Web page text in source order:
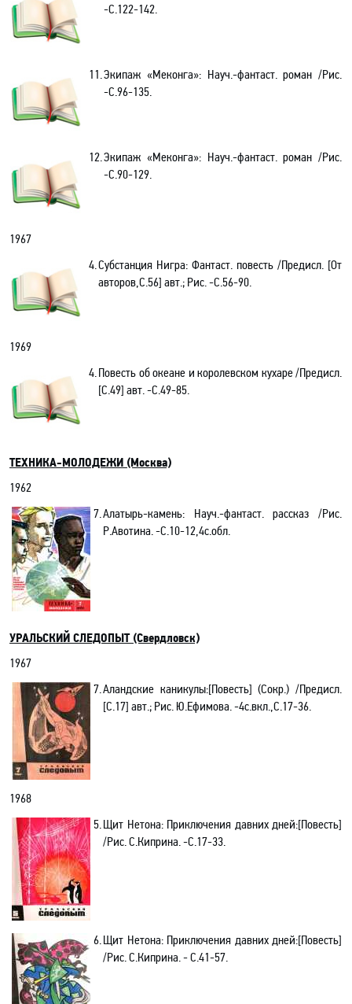
-С.122-142.
11.Экипаж «Меконга»: Науч.-фантаст. роман /Рис.
-С.96-135.
12.Экипаж «Меконга»: Науч.-фантаст. роман /Рис.
-С.90-129.
1967
4.Субстанция Нигра: Фантаст. повесть /Предисл. [От
авторов,С.56] авт.; Рис. -С.56-90.
1969
4.Повесть об океане и королевском кухаре /Предисл.
[С.49] авт.-С.49-85.
ТЕХНИКА-МОЛОДЕЖИ (Москва)
1962
7.Алатырь-камень: Науч.-фантаст. рассказ /Рис.
Р.Авотина. -С.10-12,4с.обл.
УРАЛЬСКИЙ СЛЕДОПЫТ (Свердловск)
1967
7.Аландские каникулы:[Повесть] (Сокр.) /Предисл.
[С.17] авт.; Рис. Ю.Ефимова. -4с.вкл.,С.17-36.
1968
5.Щит Нетона: Приключения давних дней:[Повесть]
/Рис. С.Киприна. -С.17-33.
6.Щит Нетона: Приключения давних дней:[Повесть]
/Рис. С.Киприна. - С.41-57.